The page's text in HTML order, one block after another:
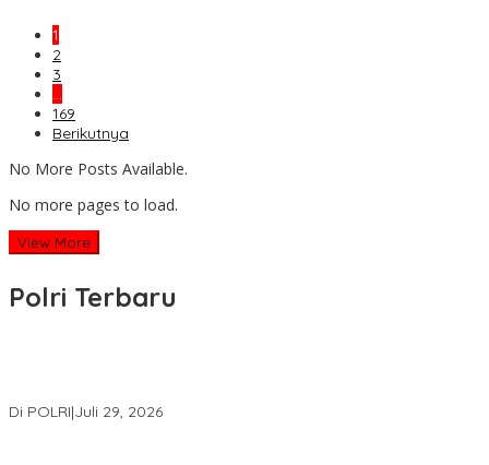
1
2
3
…
169
Berikutnya
No More Posts Available.
No more pages to load.
View More
Polri Terbaru
Di POLRI|Juli 29, 2026